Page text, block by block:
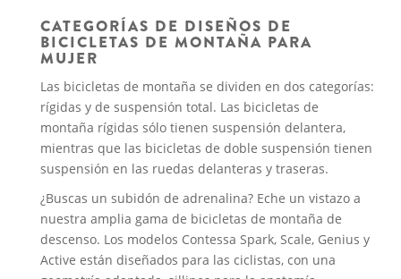
CATEGORÍAS DE DISEÑOS DE
BICICLETAS DE MONTAÑA PARA
MUJER
Las bicicletas de montaña se dividen en dos categorías:
rígidas y de suspensión total. Las bicicletas de
montaña rígidas sólo tienen suspensión delantera,
mientras que las bicicletas de doble suspensión tienen
suspensión en las ruedas delanteras y traseras.
¿Buscas un subidón de adrenalina? Eche un vistazo a
nuestra amplia gama de bicicletas de montaña de
descenso. Los modelos Contessa Spark, Scale, Genius y
Active están diseñados para las ciclistas, con una